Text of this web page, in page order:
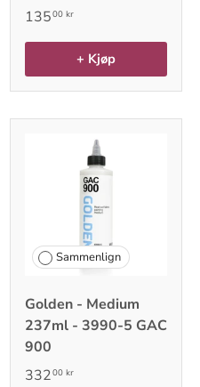
13500 kr
+ Kjøp
Sammenlign
Golden - Medium
237ml - 3990-5 GAC
900
33200 kr